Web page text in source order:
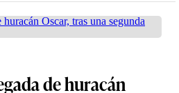
de huracán